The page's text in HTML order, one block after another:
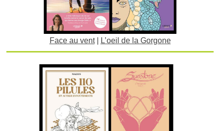
Face au vent| L’oeil de la Gorgone